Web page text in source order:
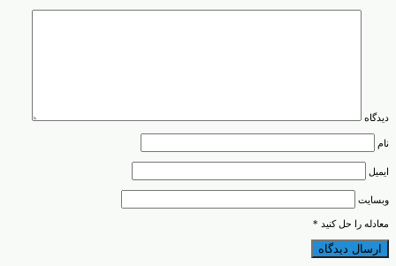
دیدگاه
نام
ایمیل
وبسایت
معادله را حل کنید *